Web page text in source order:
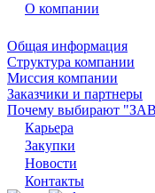
О компании
Общая информация
Структура компании
Миссия компании
Заказчики и партнеры
Почему выбирают
Карьера
Закупки
Новости
Контакты